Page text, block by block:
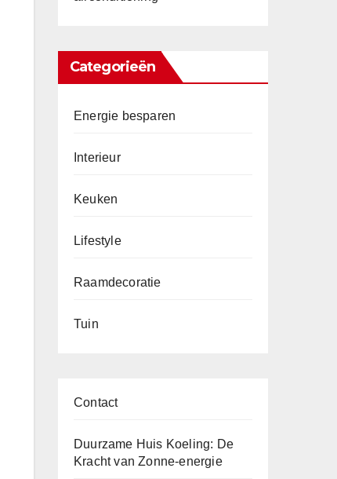
Categorieën
Energie besparen
Interieur
Keuken
Lifestyle
Raamdecoratie
Tuin
Contact
Duurzame Huis Koeling: De
Kracht van Zonne-energie